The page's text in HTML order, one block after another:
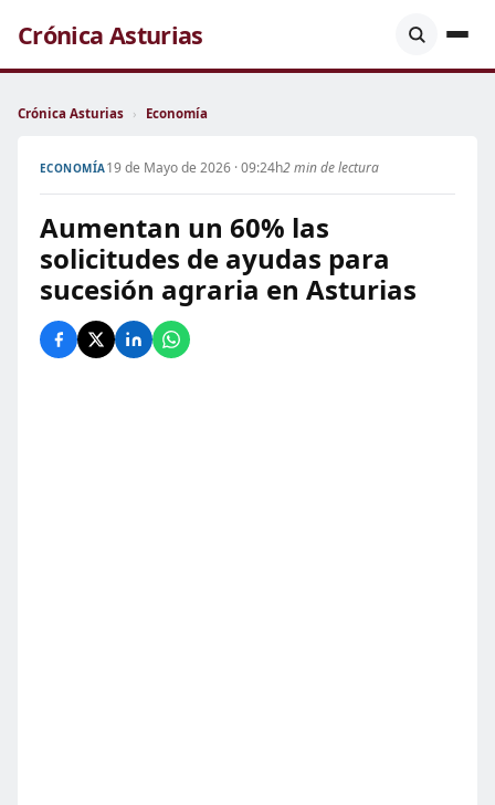
Crónica Asturias
Crónica Asturias › Economía
ECONOMÍA19 de Mayo de 2026 · 09:24h2 min de lectura
Aumentan un 60% las
solicitudes de ayudas para
sucesión agraria en Asturias